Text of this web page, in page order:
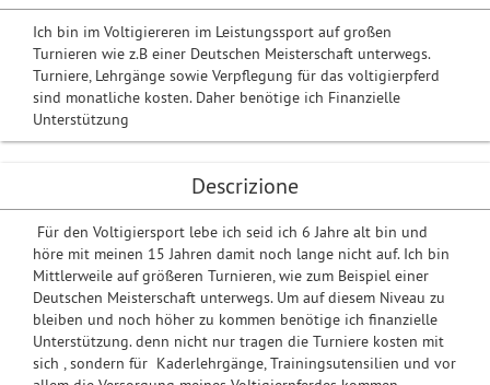
Ich bin im Voltigiereren im Leistungssport auf großen
Turnieren wie z.B einer Deutschen Meisterschaft unterwegs.
Turniere, Lehrgänge sowie Verpflegung für das voltigierpferd
sind monatliche kosten. Daher benötige ich Finanzielle
Unterstützung
Descrizione
Für den Voltigiersport lebe ich seid ich 6 Jahre alt bin und
höre mit meinen 15 Jahren damit noch lange nicht auf. Ich bin
Mittlerweile auf größeren Turnieren, wie zum Beispiel einer
Deutschen Meisterschaft unterwegs. Um auf diesem Niveau zu
bleiben und noch höher zu kommen benötige ich finanzielle
Unterstützung. denn nicht nur tragen die Turniere kosten mit
sich , sondern für Kaderlehrgänge, Trainingsutensilien und vor